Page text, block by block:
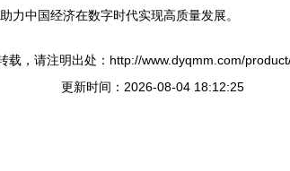
力中国经济在数字时代实现高质量发展。
载，请注明出处：http://www.dyqmm.com/
更新时间：2026-08-04 18:12:25